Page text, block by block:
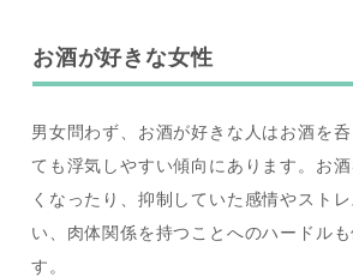
お酒が好きな女性
男女問わず、お酒が好きな人はお酒を
ても浮気しやすい傾向にあります。お
くなったり、抑制していた感情やスト
い、肉体関係を持つことへのハードル
す。